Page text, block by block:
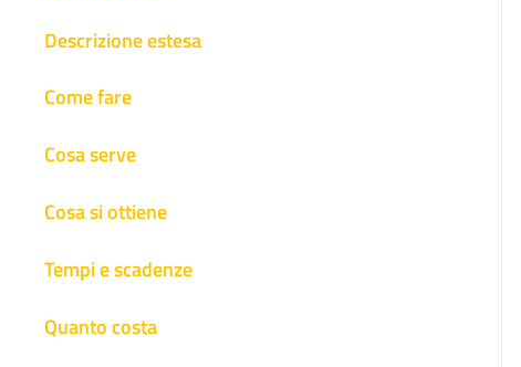
Descrizione estesa
Come fare
Cosa serve
Cosa si ottiene
Tempi e scadenze
Quanto costa